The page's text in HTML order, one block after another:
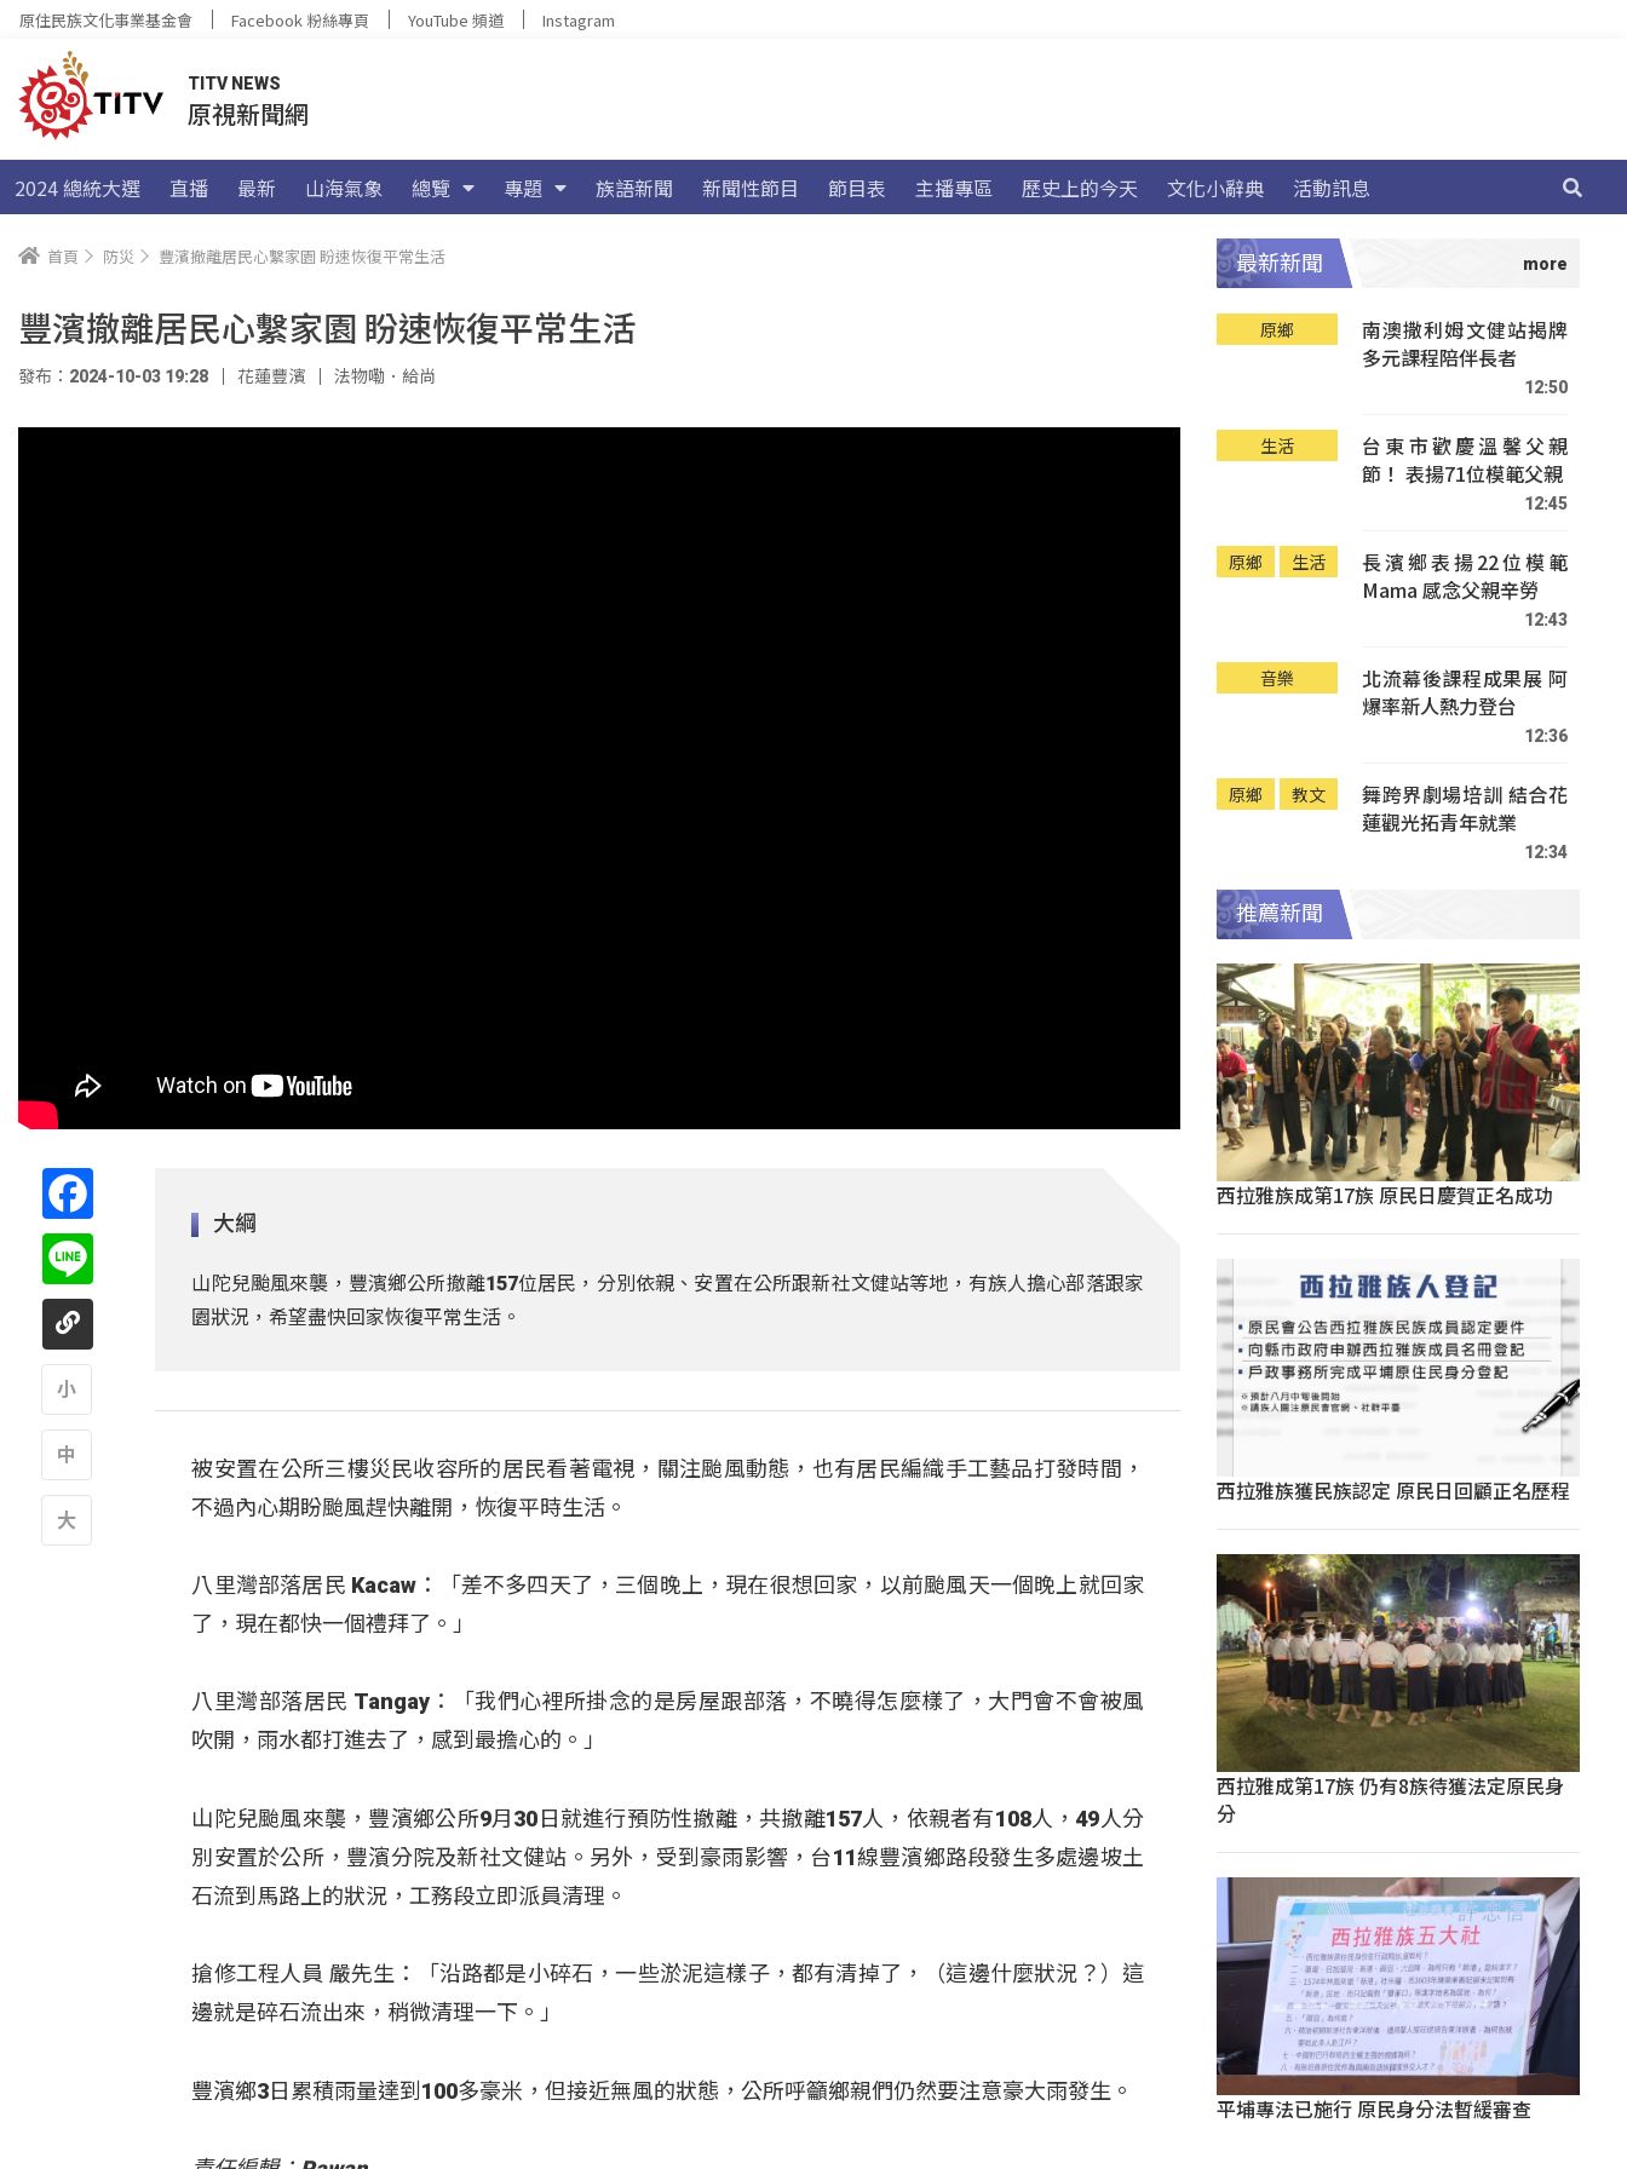
原住民族文化事業基金會 Facebook 粉絲專頁 YouTube 頻道 Instagram
TITV NEWS
原視新聞網
2024 總統大選 直播 最新 山海氣象 總覽 專題 族語新聞 新聞性節目 節目表 主播專區 歷史上的今天 文化小辭典 活動訊息
首頁 防災 豐濱撤離居民心繫家園 盼速恢復平常生活
豐濱撤離居民心繫家園 盼速恢復平常生活
發布：2024-10-03 19:28 花蓮豐濱 法物嘞．給尚
大綱
山陀兒颱風來襲，豐濱鄉公所撤離157位居民，分別依親、安置在公所跟新社文健站等地，有族人擔心部落跟家
園狀況，希望盡快回家恢復平常生活。
被安置在公所三樓災民收容所的居民看著電視，關注颱風動態，也有居民編織手工藝品打發時間，
不過內心期盼颱風趕快離開，恢復平時生活。
八里灣部落居民 Kacaw：「差不多四天了，三個晚上，現在很想回家，以前颱風天一個晚上就回家
了，現在都快一個禮拜了。」
八里灣部落居民 Tangay：「我們心裡所掛念的是房屋跟部落，不曉得怎麼樣了，大門會不會被風
吹開，雨水都打進去了，感到最擔心的。」
山陀兒颱風來襲，豐濱鄉公所9月30日就進行預防性撤離，共撤離157人，依親者有108人，49人分
別安置於公所，豐濱分院及新社文健站。另外，受到豪雨影響，台11線豐濱鄉路段發生多處邊坡土
石流到馬路上的狀況，工務段立即派員清理。
搶修工程人員 嚴先生：「沿路都是小碎石，一些淤泥這樣子，都有清掉了，（這邊什麼狀況？）這
邊就是碎石流出來，稍微清理一下。」
豐濱鄉3日累積雨量達到100多豪米，但接近無風的狀態，公所呼籲鄉親們仍然要注意豪大雨發生。
最新新聞
原鄉
南澳撒利姆文健站揭牌
多元課程陪伴長者
12:50
生活
台東市歡慶溫馨父親
節！ 表揚71位模範父親
12:45
原鄉 生活
長濱鄉表揚22位模範
Mama 感念父親辛勞
12:43
音樂
北流幕後課程成果展 阿
爆率新人熱力登台
12:36
原鄉 教文
舞跨界劇場培訓 結合花
蓮觀光拓青年就業
12:34
推薦新聞
西拉雅族成第17族 原民日慶賀正名成功
西拉雅族獲民族認定 原民日回顧正名歷程
西拉雅成第17族 仍有8族待獲法定原民身
分
平埔專法已施行 原民身分法暫緩審查